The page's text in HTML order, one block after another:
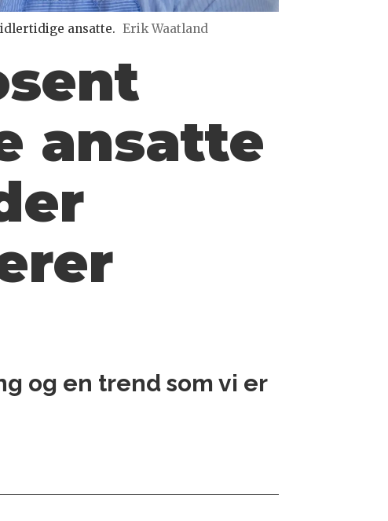
ansatte. Erik Waatland
ansatte
og en trend som vi er